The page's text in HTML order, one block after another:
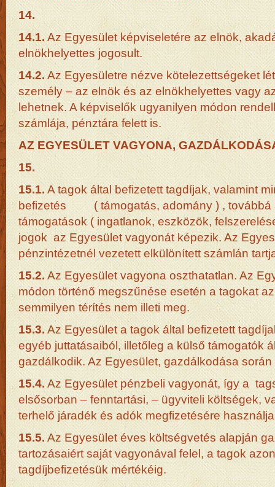
14.
14.1.Az Egyesület képviseletére az elnök,
elnökhelyettes jogosult.
14.2.Az Egyesületre nézve kötelezettségeket
személy – az elnök és az elnökhelyettes vagy
lehetnek. A képviselők ugyanilyen módon
számlája, pénztára felett is.
AZ EGYESÜLET VAGYONA,
15.
15.1. A tagok által befizetett tagdíjak, valamint
befizetés ( támogatás, adomány ) , továbbá
támogatások ( ingatlanok, eszközök,
jogok az Egyesület vagyonát képezik. Az
pénzintézetnél vezetett elkülönített számlán
15.2.Az Egyesület vagyona oszthatatlan. Az
módon történő megszűnése esetén a tagokat
semmilyen térítés nem illeti meg.
15.3.Az Egyesület a tagok által befizetett
egyéb juttatásaiból, illetőleg a külső támogatók
gazdálkodik. Az Egyesület, gazdálkodása
15.4. Az Egyesület pénzbeli vagyonát, így a
elsősorban – fenntartási, – ügyviteli költségek,
terhelő járadék és adók megfizetésére
15.5.Az Egyesület éves költségvetés alapján
tartozásaiért saját vagyonával felel, a tagok
tagdíjbefizetésük mértékéig.